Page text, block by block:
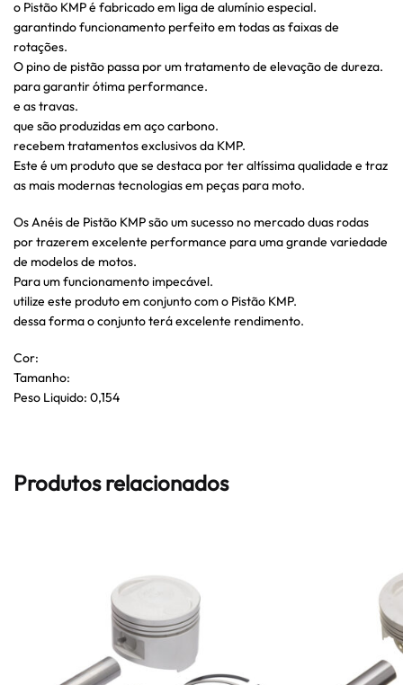
o Pistão KMP é fabricado em liga de alumínio especial.
garantindo funcionamento perfeito em todas as faixas de
rotações.
O pino de pistão passa por um tratamento de elevação de dureza.
para garantir ótima performance.
e as travas.
que são produzidas em aço carbono.
recebem tratamentos exclusivos da KMP.
Este é um produto que se destaca por ter altíssima qualidade e traz
as mais modernas tecnologias em peças para moto.
Os Anéis de Pistão KMP são um sucesso no mercado duas rodas
por trazerem excelente performance para uma grande variedade
de modelos de motos.
Para um funcionamento impecável.
utilize este produto em conjunto com o Pistão KMP.
dessa forma o conjunto terá excelente rendimento.
Cor:
Tamanho:
Peso Liquido: 0,154
Produtos relacionados